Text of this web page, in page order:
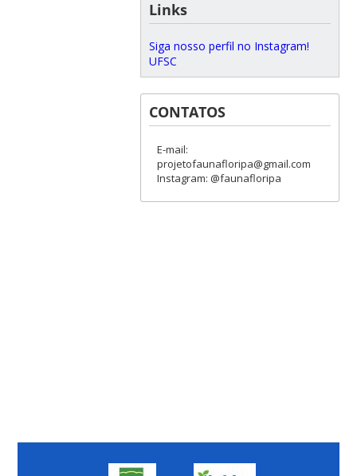
Links
Siga nosso perfil no Instagram!
UFSC
CONTATOS
E-mail:
projetofaunafloripa@gmail.com
Instagram: @faunafloripa